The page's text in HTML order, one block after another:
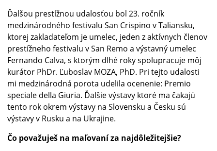
Ďalšou prestížnou udalosťou bol 23. ročník
medzinárodného festivalu San Crispino v Taliansku,
ktorej zakladateľom je umelec, jeden z aktívnych členov
prestížneho festivalu v San Remo a výstavný umelec
Fernando Calva, s ktorým dlhé roky spolupracuje môj
kurátor PhDr. Ľuboslav MOZA, PhD. Pri tejto udalosti
mi medzinárodná porota udelila ocenenie: Premio
speciale della Giuria. Ďalšie výstavy ktoré ma čakajú
tento rok okrem výstavy na Slovensku a Česku sú
výstavy v Rusku a na Ukrajine.
Čo považuješ na maľovaní za najdôležitejšie?